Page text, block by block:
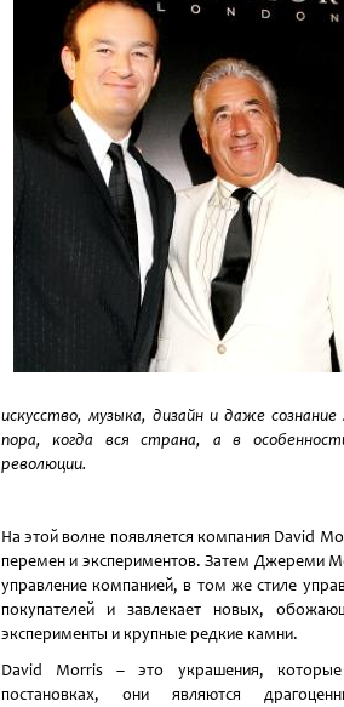
искусство, музыка, дизайн и даже
пора, когда вся страна, а в
революции.
На этой волне появляется компания David
перемен и экспериментов. Затем Джереми
управление компанией, в том же стиле
покупателей и завлекает новых,
эксперименты и крупные редкие камни.
David Morris – это украшения,
постановках, они являются